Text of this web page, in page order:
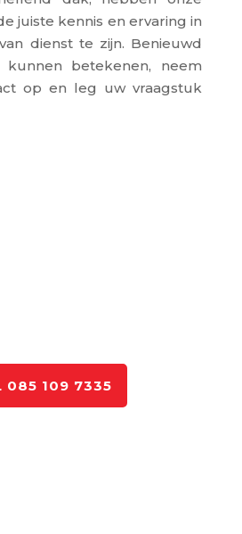
juiste kennis en ervaring in
dienst te zijn. Benieuwd
betekenen, neem
op en leg uw vraagstuk
085 109 7335